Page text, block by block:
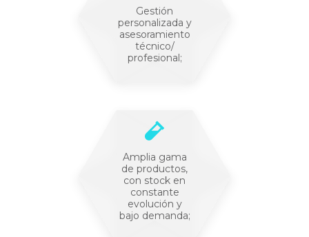
Gestión
personalizada y
asesoramiento
técnico/
profesional;
Amplia gama
de productos,
con stock en
constante
evolución y
bajo demanda;